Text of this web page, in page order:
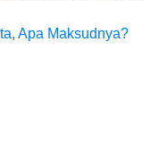
Apa Maksudnya?